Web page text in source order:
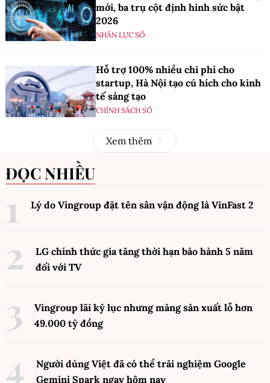
mới, ba trụ cột định hình sức bật
2026
NHÂN LỰC SỐ
Hỗ trợ 100% nhiều chi phí cho
startup, Hà Nội tạo cú hích cho kinh
tế sáng tạo
CHÍNH SÁCH SỐ
Xem thêm
ĐỌC NHIỀU
Lý do Vingroup đặt tên sân vận động là VinFast 2
LG chính thức gia tăng thời hạn bảo hành 5 năm
đối với TV
Vingroup lãi kỷ lục nhưng mảng sản xuất lỗ hơn
49.000 tỷ đồng
Người dùng Việt đã có thể trải nghiệm Google
Gemini Spark ngay hôm nay